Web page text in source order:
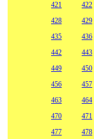
421
422
428
429
435
436
442
443
449
450
456
457
463
464
470
471
477
478